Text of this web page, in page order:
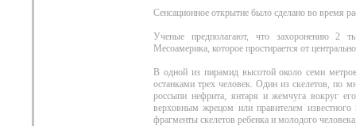
Сенсационное открытие было сделано во время
Ученые предполагают, что захоронению 2
Месоамерика, которое простирается от
В одной из пирамид высотой около семи
останками трех человек. Один из скелетов, по
россыпи нефрита, янтаря и жемчуга вокруг
верховным жрецом или правителем
фрагменты скелетов ребенка и молодого